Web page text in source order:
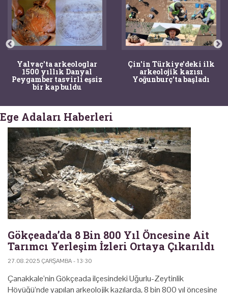
Yalvaç'ta arkeologlar
1500 yıllık Danyal
Peygamber tasvirli eşsiz
bir kap buldu
Çin'in Türkiye'deki ilk
arkeolojik kazısı
Yoğunburç'ta başladı
Ege Adaları Haberleri
Gökçeada’da 8 Bin 800 Yıl Öncesine Ait
Tarımcı Yerleşim İzleri Ortaya Çıkarıldı
27.08.2025 ÇARŞAMBA - 13:30
Çanakkale’nin Gökçeada ilçesindeki Uğurlu-Zeytinlik
Höyüğü’nde yapılan arkeolojik kazılarda, 8 bin 800 yıl öncesine